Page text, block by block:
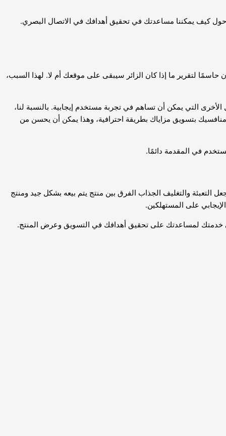
حاسمًا لتقرير ما إذا كان الزائر سيبقى على موقعك أم لا. لهذا السبب،
الأخرى التي يمكن أن تساهم في تجربة مستخدم إيجابية. بالنسبة لنا،
بتسويق مزاياك بطريقة احترافية، وهذا يمكن أن يحسن من
في المقدمة دائمًا.
والتغليف الجذاب الفرق بين منتج يتم بيعه بشكل جيد ومنتج
على المستهلكين.
في خدمتك لمساعدتك على تحقيق أهدافك في التسويق وعرض المنتج.